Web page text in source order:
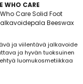
WHO CARE
Care Solid Foot
Beeswax
ja viilentävä jalkavoide
ja hyvän tuoksuinen
luomukosmetiikkaa